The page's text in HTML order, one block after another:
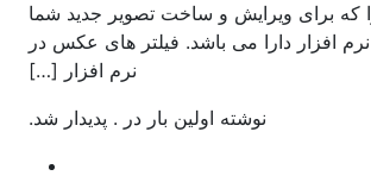
که برای ویرایش و ساخت تصویر جدید شما
نرم افزار دارا می باشد. فیلتر های عکس در
نرم افزار […]
نوشته اولین بار در . پدیدار شد.